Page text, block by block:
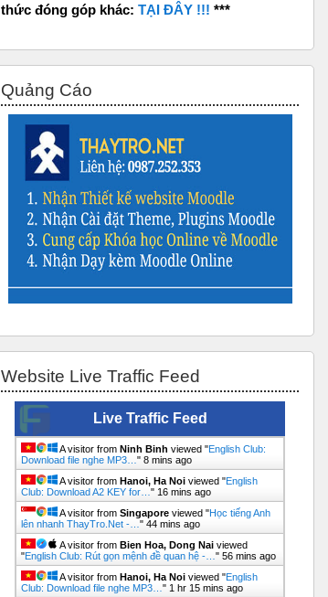
thức đóng góp khác: TẠI ĐÂY !!! ***
Quảng Cáo
Website Live Traffic Feed
Live Traffic Feed
A visitor from Ninh Binh viewed "English Club:
Download file nghe MP3… " 8 mins ago
A visitor from Hanoi, Ha Noi viewed "English
Club: Download A2 KEY for… " 16 mins ago
A visitor from Singapore viewed "Học tiếng Anh
lên nhanh ThayTro.Net -… " 44 mins ago
A visitor from Bien Hoa, Dong Nai viewed
"English Club: Rút gọn mệnh đề quan hệ -… " 56 mins ago
A visitor from Hanoi, Ha Noi viewed "English
Club: Download file nghe MP3… " 1 hr 15 mins ago